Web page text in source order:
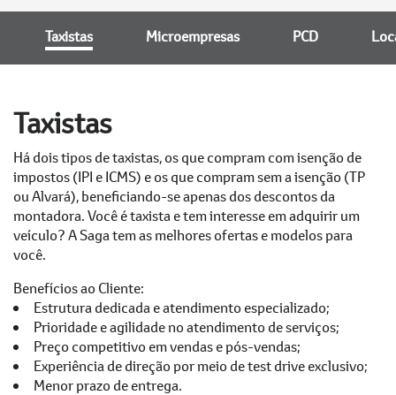
Microempresas PCD
Taxistas
Taxistas
Há dois tipos de taxistas, os que compram com isenção de
impostos (IPI e ICMS) e os que compram sem a isenção (TP
ou Alvará), beneficiando-se apenas dos descontos da
montadora. Você é taxista e tem interesse em adquirir um
veículo? A Saga tem as melhores ofertas e modelos para
você.
Benefícios ao Cliente:
Estrutura dedicada e atendimento especializado;
Prioridade e agilidade no atendimento de serviços;
Preço competitivo em vendas e pós-vendas;
Experiência de direção por meio de test drive exclusivo;
Menor prazo de entrega.